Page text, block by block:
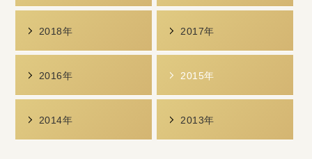
2018年 2017年
2016年 2015年
2014年 2013年